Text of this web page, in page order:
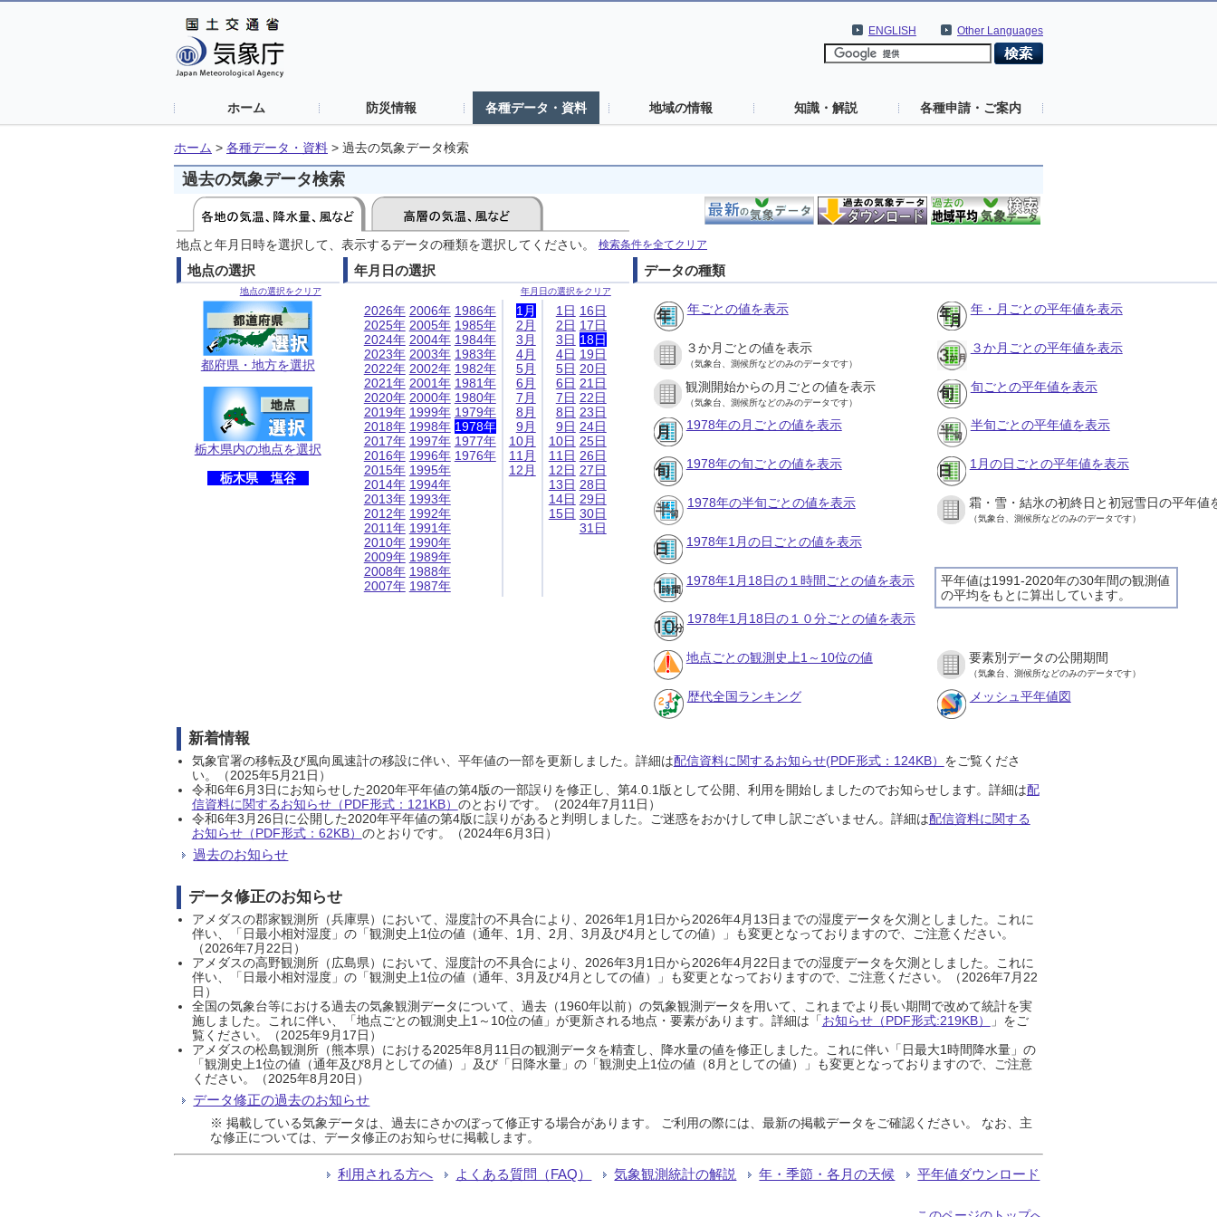
Other Languages
ENGLISH
ホーム 防災情報 各種データ・資料 地域の情報 知識・解説 各種申請・ご案内
ホーム > 各種データ・資料 > 過去の気象データ検索
過去の気象データ検索
地点と年月日時を選択して、表示するデータの種類を選択してください。 検索条件を全てクリア
地点の選択
地点の選択をクリア
都府県・地方を選択
栃木県内の地点を選択
栃木県 塩谷
年月日の選択
年月日の選択をクリア
2026年
2025年
2024年
2023年
2022年
2021年
2020年
2019年
2018年
2017年
2016年
2015年
2014年
2013年
2012年
2011年
2010年
2009年
2008年
2007年
2006年
2005年
2004年
2003年
2002年
2001年
2000年
1999年
1998年
1997年
1996年
1995年
1994年
1993年
1992年
1991年
1990年
1989年
1988年
1987年
1986年
1985年
1984年
1983年
1982年
1981年
1980年
1979年
1978年
1977年
1976年
1月
2月
3月
4月
5月
6月
7月
8月
9月
10月
11月
12月
1日
2日
3日
4日
5日
6日
7日
8日
9日
10日
11日
12日
13日
14日
15日
16日
17日
18日
19日
20日
21日
22日
23日
24日
25日
26日
27日
28日
29日
30日
31日
データの種類
年ごとの値を表示 年・月ごとの平年値を表示
３か月ごとの値を表示
（気象台、測候所などのみのデータです）
３か月ごとの平年値を表示
観測開始からの月ごとの値を表示
（気象台、測候所などのみのデータです）
旬ごとの平年値を表示
1978年の月ごとの値を表示 半旬ごとの平年値を表示
1978年の旬ごとの値を表示 1月の日ごとの平年値を表示
1978年の半旬ごとの値を表示 霜・雪・結氷の初終日と初冠雪日の平年値
（気象台、測候所などのみのデータです）
1978年1月の日ごとの値を表示
平年値は1991-2020年の30年間の観測値
の平均をもとに算出しています。
1978年1月18日の１時間ごとの値を表示
1978年1月18日の１０分ごとの値を表示
地点ごとの観測史上1～10位の値 要素別データの公開期間
（気象台、測候所などのみのデータです）
歴代全国ランキング メッシュ平年値図
新着情報
気象官署の移転及び風向風速計の移設に伴い、平年値の一部を更新しました。詳細は配信資料に関するお知らせ(PDF形式：124KB） をご覧くださ
い。（2025年5月21日）
令和6年6月3日にお知らせした2020年平年値の第4版の一部誤りを修正し、第4.0.1版として公開、利用を開始しましたのでお知らせします。詳細は配
信資料に関するお知らせ（PDF形式：121KB） のとおりです。（2024年7月11日）
令和6年3月26日に公開した2020年平年値の第4版に誤りがあると判明しました。ご迷惑をおかけして申し訳ございません。詳細は配信資料に関する
お知らせ（PDF形式：62KB） のとおりです。（2024年6月3日）
過去のお知らせ
データ修正のお知らせ
アメダスの郡家観測所（兵庫県）において、湿度計の不具合により、2026年1月1日から2026年4月13日までの湿度データを欠測としました。これに
伴い、「日最小相対湿度」の「観測史上1位の値（通年、1月、2月、3月及び4月としての値）」も変更となっておりますので、ご注意ください。
（2026年7月22日）
アメダスの高野観測所（広島県）において、湿度計の不具合により、2026年3月1日から2026年4月22日までの湿度データを欠測としました。これに
伴い、「日最小相対湿度」の「観測史上1位の値（通年、3月及び4月としての値）」も変更となっておりますので、ご注意ください。（2026年7月22
日）
全国の気象台等における過去の気象観測データについて、過去（1960年以前）の気象観測データを用いて、これまでより長い期間で改めて統計を実
施しました。これに伴い、「地点ごとの観測史上1～10位の値」が更新される地点・要素があります。詳細は「お知らせ（PDF形式:219KB）
」をご
覧ください。（2025年9月17日）
アメダスの松島観測所（熊本県）における2025年8月11日の観測データを精査し、降水量の値を修正しました。これに伴い「日最大1時間降水量」の
「観測史上1位の値（通年及び8月としての値）」及び「日降水量」の「観測史上1位の値（8月としての値）」も変更となっておりますので、ご注意
ください。（2025年8月20日）
データ修正の過去のお知らせ
※ 掲載している気象データは、過去にさかのぼって修正する場合があります。 ご利用の際には、最新の掲載データをご確認ください。 なお、主
な修正については、データ修正のお知らせに掲載します。
利用される方へ よくある質問（FAQ） 気象観測統計の解説 年・季節・各月の天候 平年値ダウンロード